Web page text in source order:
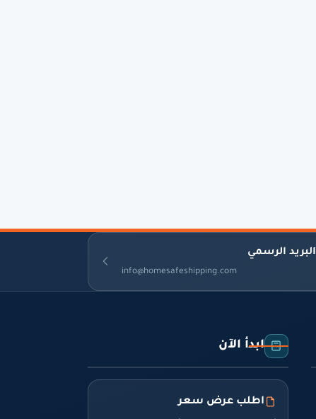
البريد الرسمي
info@homesafeshipping.com
ابدأ الآن
اطلب عرض سعر